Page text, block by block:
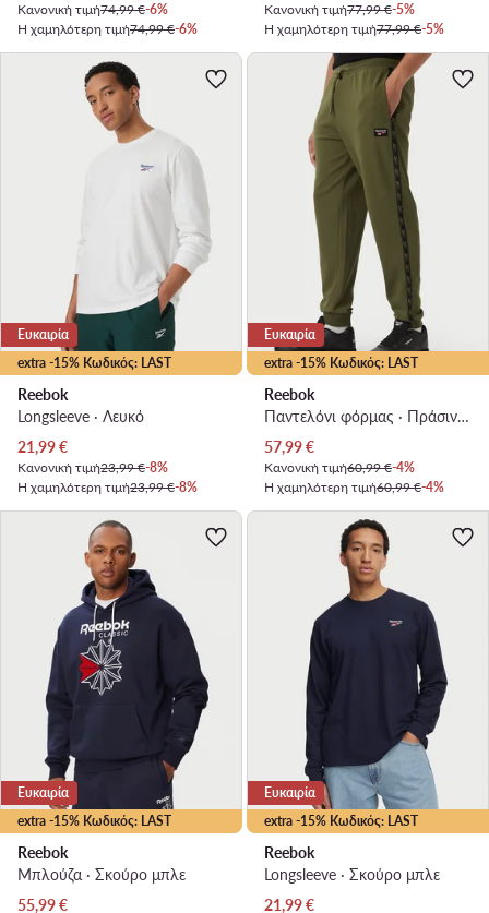
Κανονική τιμή74,99 €-6%
Η χαμηλότερη τιμή74,99 €-6%
Κανονική τιμή77,99 €-5%
Η χαμηλότερη τιμή77,99 €-5%
extra -15% Κωδικός: LAST
Ευκαιρία
Reebok
Longsleeve · Λευκό
Τρέχουσα τιμή
21,99€
Κανονική τιμή23,99 €-8%
Η χαμηλότερη τιμή23,99 €-8%
extra -15% Κωδικός: LAST
Ευκαιρία
Reebok
Παντελόνι φόρμας · Πράσινο · Regular Fit
Τρέχουσα τιμή
57,99€
Κανονική τιμή60,99 €-4%
Η χαμηλότερη τιμή60,99 €-4%
extra -15% Κωδικός: LAST
Ευκαιρία
Reebok
Μπλούζα · Σκούρο μπλε
Τρέχουσα τιμή
55,99€
extra -15% Κωδικός: LAST
Ευκαιρία
Reebok
Longsleeve · Σκούρο μπλε
Τρέχουσα τιμή
21,99€